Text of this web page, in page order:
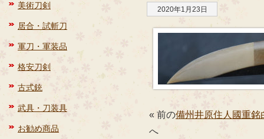
美術刀剣
居合・試斬刀
軍刀・軍装品
格安刀剣
古式銃
武具・刀装具
お勧め商品
2020年1月23日
« 前の備州井原住人國重銘
へ